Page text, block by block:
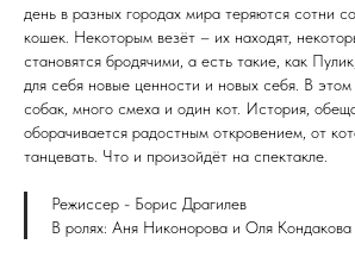
день в разных городах мира теряются сотни
кошек. Некоторым везёт – их находят,
становятся бродячими, а есть такие, как
для себя новые ценности и новых себя. В этом
собак, много смеха и один кот. История,
оборачивается радостным откровением, от
танцевать. Что и произойдёт на спектакле.
Режиссер - Борис Драгилев
В ролях: Аня Никонорова и Оля Кондакова